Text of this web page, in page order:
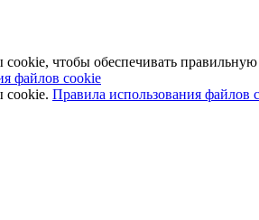
чтобы обеспечивать правильную
файлов cookie
cookie. Правила использования файлов